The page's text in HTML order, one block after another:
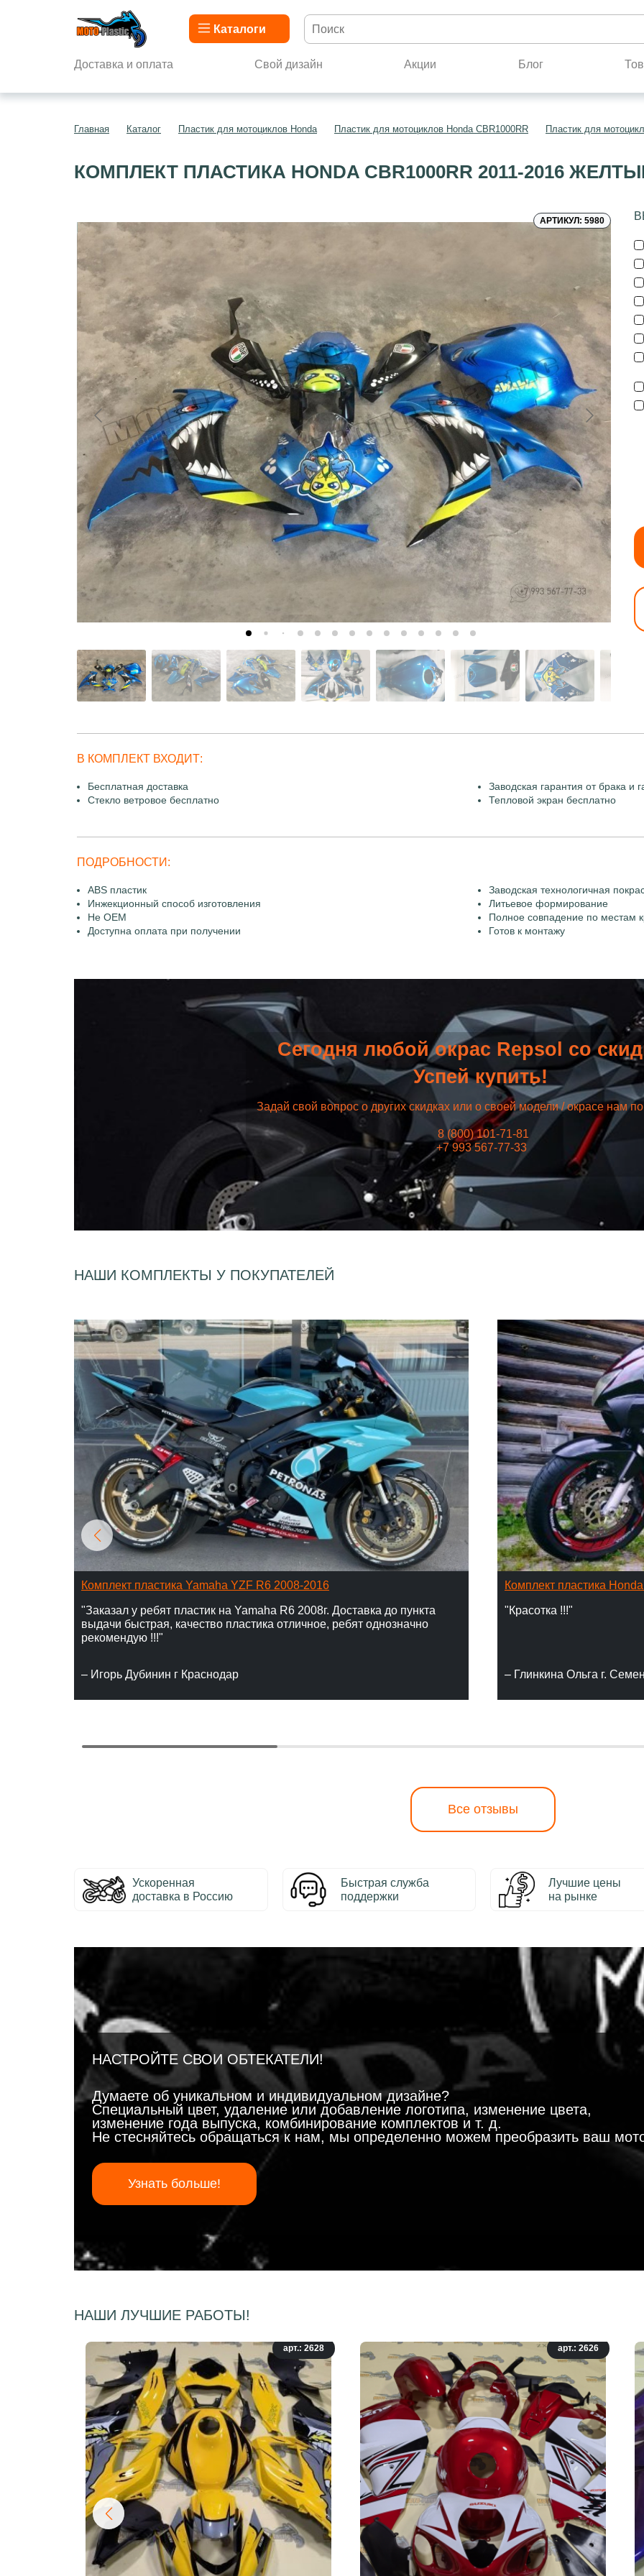
Каталоги
Доставка и оплата Свой дизайн Акции Блог
Главная Каталог Пластик для мотоциклов Honda Пластик для мотоциклов Honda CBR1000RR Пластик для
КОМПЛЕКТ ПЛАСТИКА HONDA CBR1000RR 2011-2016
АРТИКУЛ: 5980
В КОМПЛЕКТ ВХОДИТ:
Бесплатная доставка
Заводская гарантия от брака и
Стекло ветровое бесплатно
Тепловой экран бесплатно
ПОДРОБНОСТИ:
ABS пластик
Заводская технологичная
Инжекционный способ изготовления
Литьевое формирование
Не OEM
Полное совпадение по местам
Доступна оплата при получении
Готов к монтажу
Сегодня любой окрас Repsol со
Успей купить!
Задай свой вопрос о других скидках или о своей модели / окрасе нам
8 (800) 101-71-81
+7 993 567-77-33
НАШИ КОМПЛЕКТЫ У ПОКУПАТЕЛЕЙ
Комплект пластика Yamaha YZF R6 2008-2016
"Заказал у ребят пластик на Yamaha R6 2008г. Доставка до пункта
выдачи быстрая, качество пластика отличное, ребят однозначно
рекомендую !!!"
– Игорь Дубинин г Краснодар
Комплект пластика
"Красотка !!!"
– Глинкина Ольга г.
Все отзывы
Ускоренная
доставка в Россию
Быстрая служба
поддержки
Лучшие цены
на рынке
НАСТРОЙТЕ СВОИ ОБТЕКАТЕЛИ!
Думаете об уникальном и индивидуальном дизайне?
Специальный цвет, удаление или добавление логотипа, изменение цвета,
изменение года выпуска, комбинирование комплектов и т. д.
Не стесняйтесь обращаться к нам, мы определенно можем преобразить ваш
Узнать больше!
НАШИ ЛУЧШИЕ РАБОТЫ!
арт.: 2628 арт.: 2626